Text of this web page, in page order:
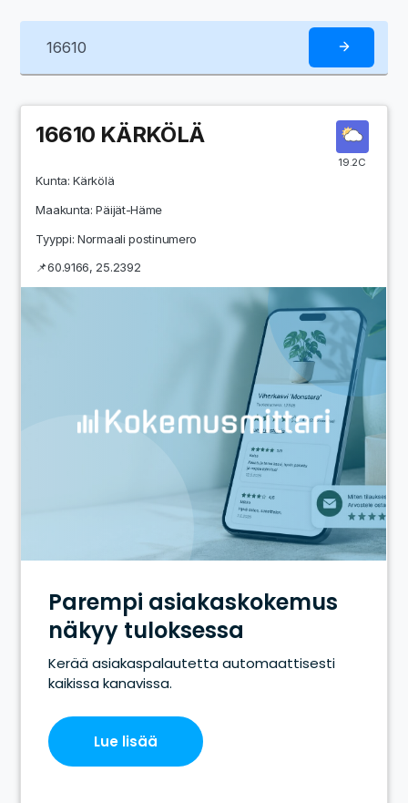
19.2C
16610 KÄRKÖLÄ
Kunta:Kärkölä
Maakunta:Päijät-Häme
Tyyppi: Normaali postinumero
📌60.9166,25.2392